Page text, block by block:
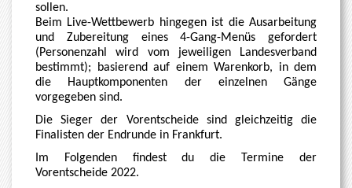
sollen.
Beim Live-Wettbewerb hingegen ist die Ausarbeitung
und Zubereitung eines 4-Gang-Menüs gefordert
(Personenzahl wird vom jeweiligen Landesverband
bestimmt); basierend auf einem Warenkorb, in dem
die Hauptkomponenten der einzelnen Gänge
vorgegeben sind.
Die Sieger der Vorentscheide sind gleichzeitig die
Finalisten der Endrunde in Frankfurt.
Im Folgenden findest du die Termine der
Vorentscheide 2022.